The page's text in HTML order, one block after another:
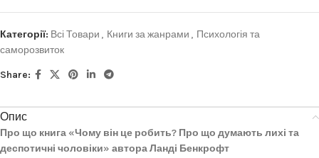
Категорії: Всі Товари , Книги за жанрами , Психологія та
саморозвиток
Share:
Опис
Про що книга «Чому він це робить? Про що думають лихі та
деспотичні чоловіки» автора Ланді Бенкрофт